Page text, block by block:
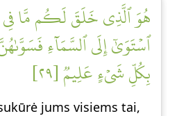
هُوَ ٱلَّذِي خَلَقَ لَكُم مَّا فِي
ٱسۡتَوَىٰٓ إِلَى ٱلسَّمَآءِ
بِكُلِّ شَيۡءٍ عَلِيمٞ [٢٩]
jums visiems tai,